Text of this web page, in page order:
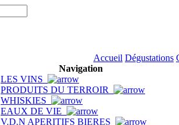
Accueil Dégustations
Navigation
LES VINS
PRODUITS DU TERROIR
WHISKIES
EAUX DE VIE
V.D.N APERITIFS BIERES